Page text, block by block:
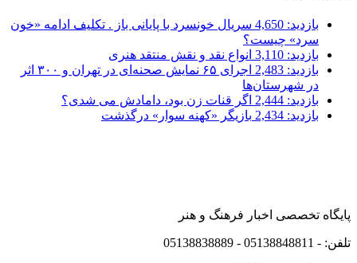
بازدید: 4,650
سریال خونسرد با پایانی باز . تکلیف ادامه «خون
سرد» چیست؟
بازدید: 3,110
انواع نقد و نقش منتقد هنری
بازدید: 2,483
اجرای ۶۵ نمایش صحنه‌ای در تهران و ۳۰۰ اثر
در شهرستان‌ها
بازدید: 2,444
اگر قنات زن بود، دامادش می شدی؟
بازدید: 2,434
بازیگر «کهنه سوار» درگذشت
پایگاه تخصصی اخبار فرهنگ و هنر
تلفن: - 05138848811 - 05138838889